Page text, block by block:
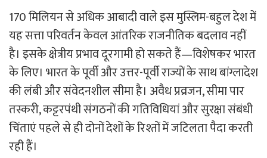
170 मिलियन से अधिक आबादी वाले इस मुस्लिम-बहुल देश में
यह सत्ता परिवर्तन केवल आंतरिक राजनीतिक बदलाव नहीं
है। इसके क्षेत्रीय प्रभाव दूरगामी हो सकते हैं—विशेषकर भारत
के लिए। भारत के पूर्वी और उत्तर-पूर्वी राज्यों के साथ बांग्लादेश
की लंबी और संवेदनशील सीमा है। अवैध प्रव्रजन, सीमा पार
तस्करी, कट्टरपंथी संगठनों की गतिविधियां और सुरक्षा संबंधी
चिंताएं पहले से ही दोनों देशों के रिश्तों में जटिलता पैदा करती
रही हैं।